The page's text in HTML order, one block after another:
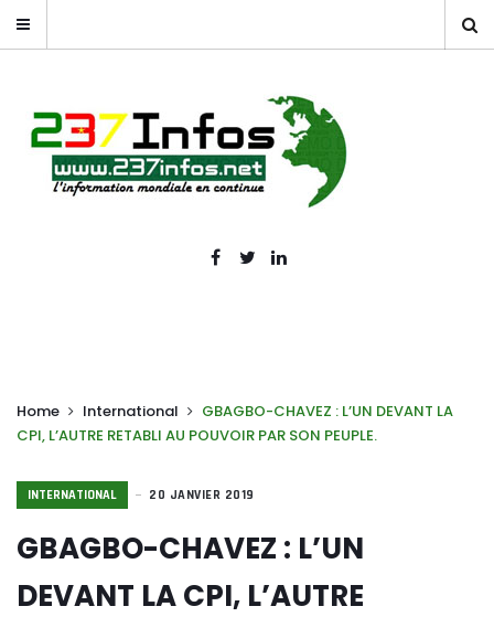
Home International
GBAGBO-CHAVEZ : L’UN DEVANT LA
CPI, L’AUTRE RETABLI AU POUVOIR PAR SON PEUPLE.
INTERNATIONAL 20 JANVIER 2019
GBAGBO-CHAVEZ : L’UN
DEVANT LA CPI, L’AUTRE